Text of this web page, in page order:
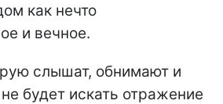
как нечто
и вечное.
слышат, обнимают и
будет искать отражение